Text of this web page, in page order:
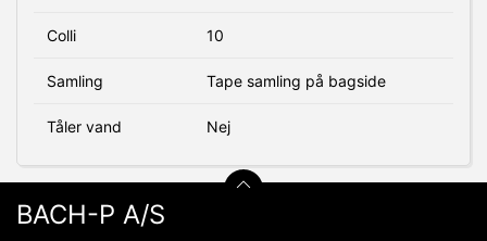
Colli 10
Samling Tape samling på bagside
Tåler vand Nej
BACH-P A/S